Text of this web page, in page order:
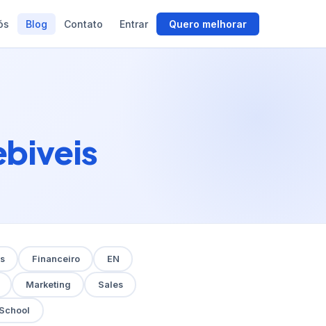
Blog Contato Entrar Quero melhorar
Financeiro EN
Marketing Sales